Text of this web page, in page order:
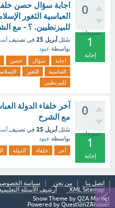
0
تصويتات
1
إجابة
اجابة سؤال حصن
العباسية الثغور
للبيزنطيين. ؟ - مع
سُئل أبريل 25 في تصنيف
بواسطة عبود
اجابة سؤال حصن
العباسية
الثغور
للبيزنطيين
0
تصويتات
1
إجابة
آخر خلفاء الدولة
مع الشرح
سُئل أبريل 25 في تصنيف
بواسطة عبود
آخر خلفاء الدولة
اتصل بنا من نحن سياسة
XML Sitemap
أرشيف الأسئلة
Snow Theme by Q2A Market
Powered by Question2Answer